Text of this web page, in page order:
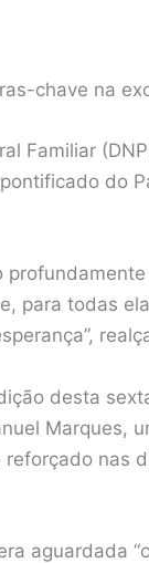
chave na
Familiar
do
para todas
desta
Marques,
nas
aguardada